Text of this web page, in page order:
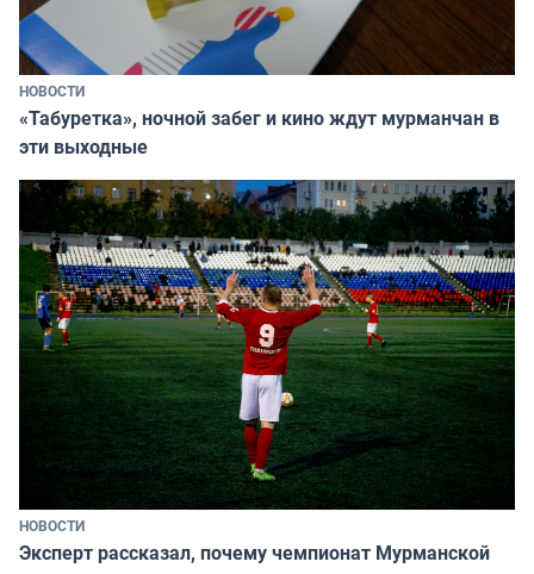
НОВОСТИ
«Табуретка», ночной забег и кино ждут мурманчан в
эти выходные
НОВОСТИ
Эксперт рассказал, почему чемпионат Мурманской